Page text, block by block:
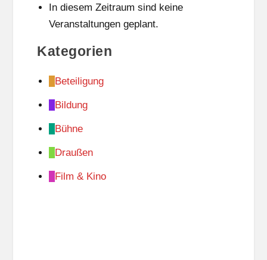
In diesem Zeitraum sind keine
Veranstaltungen geplant.
Kategorien
Beteiligung
Bildung
Bühne
Draußen
Film & Kino